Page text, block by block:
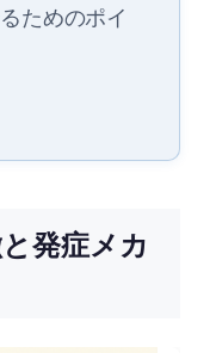
ためのポイ
発症メカ